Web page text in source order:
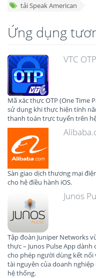
tải Speak American
Ứng dụng
VTC OTP
Mã xác thực OTP (One Time
sử dụng khi thực hiện tính
thanh toán trực tuyến trên
Sàn giao dịch thương mại
cho hệ điều hành iOS.
Junos
Tập đoàn Juniper Networks
thực – Junos Pulse App
cho phép người dùng kết nối
tài nguyên của doanh
hệ thống.